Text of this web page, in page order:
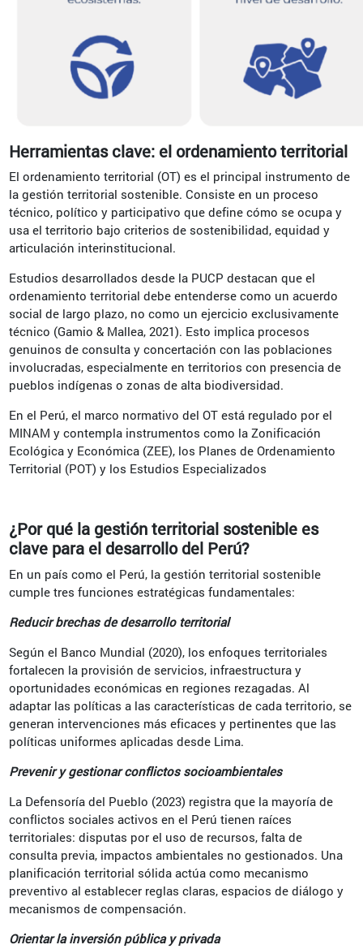
Herramientas clave: el ordenamiento territorial
El ordenamiento territorial (OT) es el principal instrumento de
la gestión territorial sostenible. Consiste en un proceso
técnico, político y participativo que define cómo se ocupa y
usa el territorio bajo criterios de sostenibilidad, equidad y
articulación interinstitucional.
Estudios desarrollados desde la PUCP destacan que el
ordenamiento territorial debe entenderse como un acuerdo
social de largo plazo, no como un ejercicio exclusivamente
técnico (Gamio & Mallea, 2021). Esto implica procesos
genuinos de consulta y concertación con las poblaciones
involucradas, especialmente en territorios con presencia de
pueblos indígenas o zonas de alta biodiversidad.
En el Perú, el marco normativo del OT está regulado por el
MINAM y contempla instrumentos como la Zonificación
Ecológica y Económica (ZEE), los Planes de Ordenamiento
Territorial (POT) y los Estudios Especializados
¿Por qué la gestión territorial sostenible es
clave para el desarrollo del Perú?
En un país como el Perú, la gestión territorial sostenible
cumple tres funciones estratégicas fundamentales:
Reducir brechas de desarrollo territorial
Según el Banco Mundial (2020), los enfoques territoriales
fortalecen la provisión de servicios, infraestructura y
oportunidades económicas en regiones rezagadas. Al
adaptar las políticas a las características de cada territorio, se
generan intervenciones más eficaces y pertinentes que las
políticas uniformes aplicadas desde Lima.
Prevenir y gestionar conflictos socioambientales
La Defensoría del Pueblo (2023) registra que la mayoría de
conflictos sociales activos en el Perú tienen raíces
territoriales: disputas por el uso de recursos, falta de
consulta previa, impactos ambientales no gestionados. Una
planificación territorial sólida actúa como mecanismo
preventivo al establecer reglas claras, espacios de diálogo y
mecanismos de compensación.
Orientar la inversión pública y privada